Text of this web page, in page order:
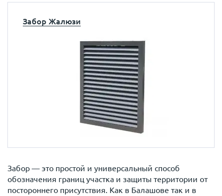
Забор Жалюзи
Забор — это простой и универсальный способ
обозначения границ участка и защиты территории от
постороннего присутствия. Как в Балашове так и в